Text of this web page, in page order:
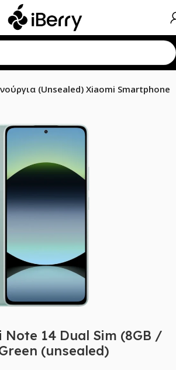
(Unsealed) Xiaomi Smartphone
Note 14 Dual Sim (8GB /
(unsealed)